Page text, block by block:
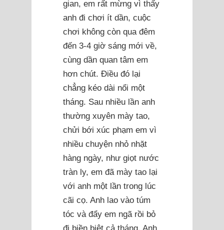
gian, em rất mừng vì thấy
anh đi chơi ít dần, cuộc
chơi không còn qua đêm
đến 3-4 giờ sáng mới về,
cùng dần quan tâm em
hơn chút. Điều đó lại
chẳng kéo dài nổi một
tháng. Sau nhiều lần anh
thường xuyên mày tao,
chửi bới xúc phạm em vì
nhiều chuyện nhỏ nhặt
hàng ngày, như giọt nước
tràn ly, em đã mày tao lại
với anh một lần trong lúc
cãi cọ. Anh lao vào túm
tóc và đẩy em ngã rồi bỏ
đi biền biệt cả tháng. Anh